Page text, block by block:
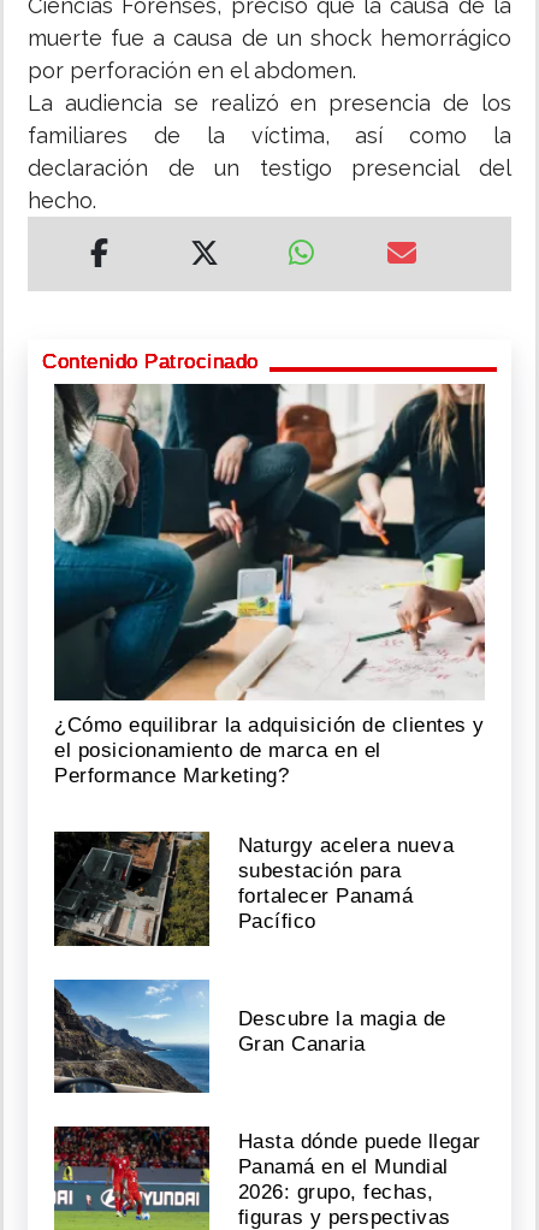
Ciencias Forenses, precisó que la causa de la
muerte fue a causa de un shock hemorrágico
por perforación en el abdomen.
La audiencia se realizó en presencia de los
familiares de la víctima, así como la
declaración de un testigo presencial del
hecho.
Contenido Patrocinado
¿Cómo equilibrar la adquisición de clientes y
el posicionamiento de marca en el
Performance Marketing?
Naturgy acelera nueva
subestación para
fortalecer Panamá
Pacífico
Descubre la magia de
Gran Canaria
Hasta dónde puede llegar
Panamá en el Mundial
2026: grupo, fechas,
figuras y perspectivas